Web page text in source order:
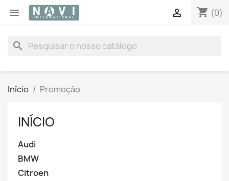
 shopping_cart (0)

search
Início Promoção
INÍCIO
Audi
BMW
Citroen